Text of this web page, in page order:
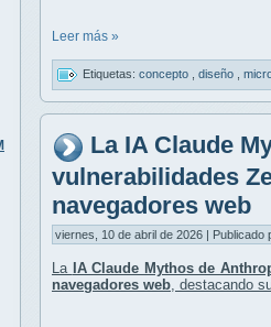
Leer más »
Etiquetas: concepto diseño
La IA Claude
vulnerabilidades
navegadores web
viernes, 10 de abril de 2026 | Publicado
La IA Claude Mythos de
navegadores web, destacando